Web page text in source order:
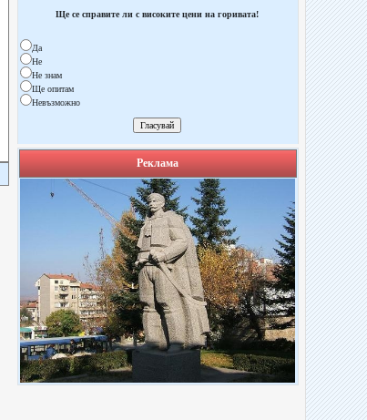
Ще се справите ли с високите цени на горивата!
Да
Не
Не знам
Ще опитам
Невъзможно
Реклама